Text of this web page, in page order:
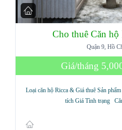
Cho thuê Căn hộ
Quận 9, Hồ
Giá/tháng
Loại căn hộ Ricca & Giá thuê Sản
tích Giá Tình trạng